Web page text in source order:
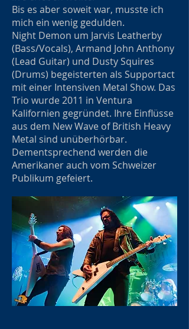
Bis es aber soweit war, musste ich
mich ein wenig gedulden.
Night Demon um Jarvis Leatherby
(Bass/Vocals), Armand John Anthony
(Lead Guitar) und Dusty Squires
(Drums) begeisterten als Supportact
mit einer Intensiven Metal Show. Das
Trio wurde 2011 in Ventura
Kalifornien gegründet. Ihre Einflüsse
aus dem New Wave of British Heavy
Metal sind unüberhörbar.
Dementsprechend werden die
Amerikaner auch vom Schweizer
Publikum gefeiert.